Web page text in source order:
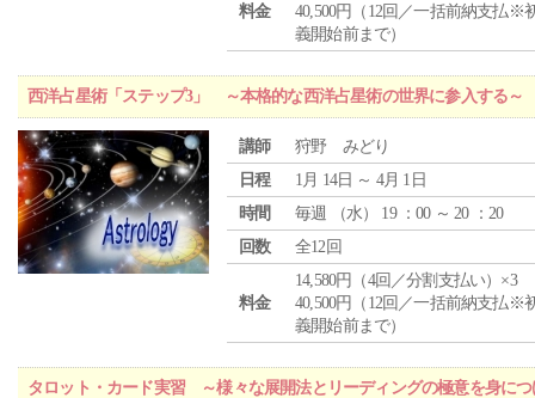
料金
40,500円（12回／一括前納支払※
義開始前まで）
西洋占星術「ステップ3」 ～本格的な西洋占星術の世界に参入する～
講師
狩野 みどり
日程
1月 14日 ～ 4月 1日
時間
毎週 （水） 19 ：00 ～ 20 ：20
回数
全12回
料金
14,580円（4回／分割支払い）×3
40,500円（12回／一括前納支払※
義開始前まで）
タロット・カード実習 ～様々な展開法とリーディングの極意を身につ